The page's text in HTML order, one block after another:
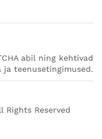
abil ning kehtivad
ja teenusetingimused.
Rights Reserved